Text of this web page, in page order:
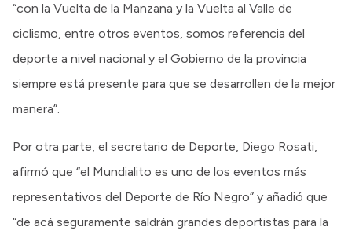
“con la Vuelta de la Manzana y la Vuelta al Valle de
ciclismo, entre otros eventos, somos referencia del
deporte a nivel nacional y el Gobierno de la provincia
siempre está presente para que se desarrollen de la mejor
manera”.
Por otra parte, el secretario de Deporte, Diego Rosati,
afirmó que “el Mundialito es uno de los eventos más
representativos del Deporte de Río Negro” y añadió que
“de acá seguramente saldrán grandes deportistas para la